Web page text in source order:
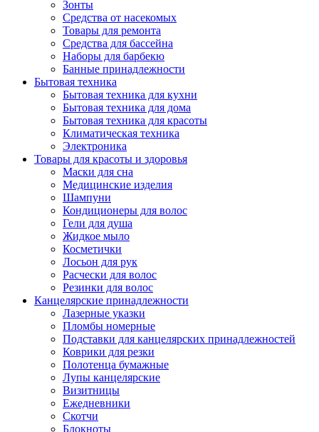
Зонты
Средства от насекомых
Товары для ремонта
Средства для бассейна
Наборы для барбекю
Банные принадлежности
Бытовая техника
Бытовая техника для кухни
Бытовая техника для дома
Бытовая техника для красоты
Климатическая техника
Электроника
Товары для красоты и здоровья
Маски для сна
Медицинские изделия
Шампуни
Кондиционеры для волос
Гели для душа
Жидкое мыло
Косметички
Лосьон для рук
Расчески для волос
Резинки для волос
Канцелярские принадлежности
Лазерные указки
Пломбы номерные
Подставки для канцелярских принадлежностей
Коврики для резки
Полотенца бумажные
Лупы канцелярские
Визитницы
Ежедневники
Скотчи
Блокноты